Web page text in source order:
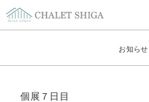
お知らせ
個展７日目